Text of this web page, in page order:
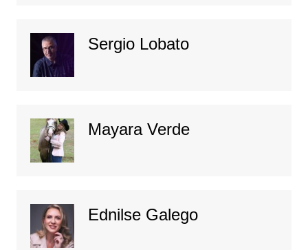
Sergio Lobato
Mayara Verde
Ednilse Galego